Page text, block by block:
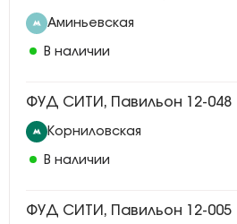
Аминьевская
В наличии
ФУД СИТИ, Павильон 12-048
Корниловская
В наличии
ФУД СИТИ, Павильон 12-005